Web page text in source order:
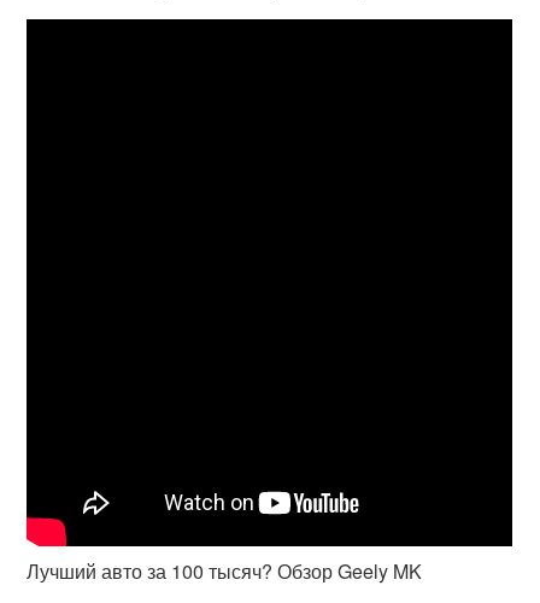
Лучший авто за 100 тысяч? Обзор Geely MK